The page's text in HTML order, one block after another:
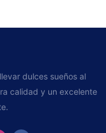
dulces sueños al
calidad y un excelente